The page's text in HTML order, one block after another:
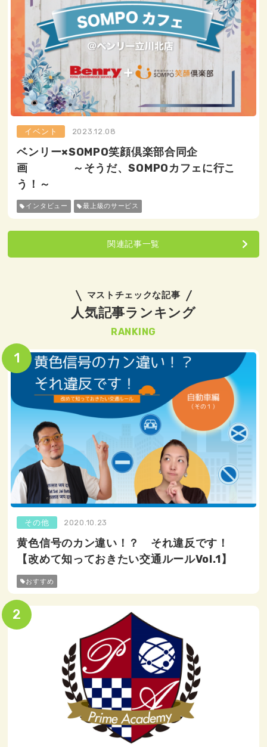
イベント 2023.12.08
ベンリー×SOMPO笑顔倶楽部合同企
画 ～そうだ、SOMPOカフェに行こ
う！～
インタビュー 最上級のサービス
関連記事一覧
マストチェックな記事
人気記事ランキング
RANKING
その他 2020.10.23
黄色信号のカン違い！？ それ違反です！
【改めて知っておきたい交通ルールVol.1】
おすすめ